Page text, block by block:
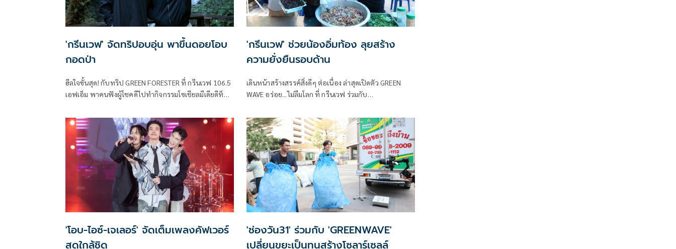
'กรีนเวฟ' จัดทริปอบอุ่น พาขึ้นดอยโอบ
กอดป่า
ฮีลใจขั้นสุด! กับทริป GREEN FORESTER ที่ กรีนเวฟ 106.5
เอฟเอ็ม พาคนฟังผู้โชคดีไปทำกิจกรรมโซเชียลมีเดียดีท็
จังหวัดเชียงใหม่ พาเช็คอินขึ้นดอยอาบแสงแรกโอบกอด
ผืนป่า นอนดูฝนดาวตก ครบสูตรฉบับกรีนเวฟ โดยมี ดีเจเป้
วิศวะ กิจตันขจร และ ดีเจพียู ภูริพรรธน์ จิระเมธาพร พา
เที่ยวและสร้างสีสันตลอดทริป
'กรีนเวฟ' ช่วยน้องอิ่มท้อง ลุยสร้าง
ความยั่งยืนรอบด้าน
เดินหน้าสร้างสรรค์สิ่งดีๆ ต่อเนื่อง ล่าสุดเปิดตัว GREEN
WAVE อร่อย...ไม่ลืมโลก ที่ กรีนเวฟ ร่วมกับ
ส่วน มาช่วยกันรณรงค์ให้ความรู้ และให้ทุกคนเห็นความ
สำคัญของ “อาหารส่วนเกิน” และ “ขยะรีไซเคิล” นำมาใช้
ให้เกิดประโยชน์สูงสุด ลดการเกิด Food waste อย่างยั่งยืน
เพื่อช่วยโลก ช่วยน้อง ให้อิ่มท้องไปพร้อมกัน
'โอบ-ไอซ์-เจเลอร์' จัดเต็มเพลงคัฟเวอร์
สุดใกล้ชิด
'ช่องวัน31' ร่วมกับ 'GREENWAVE'
เปลี่ยนขยะเป็นทุนสร้างโซลาร์เซลล์